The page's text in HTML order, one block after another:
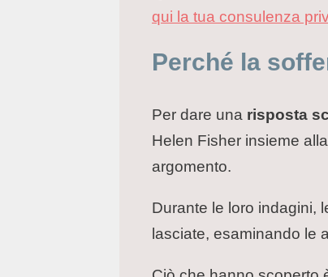
qui la tua consulenza
Perché la
Per dare una risposta
Helen Fisher insieme
argomento.
Durante le loro indagini,
lasciate, esaminando le